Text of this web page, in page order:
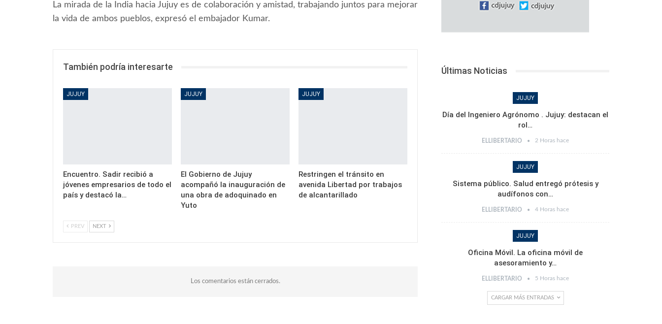
La mirada de la India hacia Jujuy es de colaboración y amistad, trabajando juntos para mejorar
la vida de ambos pueblos, expresó el embajador Kumar.
También podría interesarte
JUJUY
Encuentro. Sadir recibió a
jóvenes empresarios de todo el
país y destacó la…
JUJUY
El Gobierno de Jujuy
acompañó la inauguración de
una obra de adoquinado en
Yuto
JUJUY
Restringen el tránsito en
avenida Libertad por trabajos
de alcantarillado
PREV NEXT
Los comentarios están cerrados.
Últimas Noticias
JUJUY
Día del Ingeniero Agrónomo . Jujuy: destacan el
rol…
ELLIBERTARIO 2 Horas hace
JUJUY
Sistema público. Salud entregó prótesis y
audífonos con…
ELLIBERTARIO 4 Horas hace
JUJUY
Oficina Móvil. La oficina móvil de
asesoramiento y…
ELLIBERTARIO 5 Horas hace
CARGAR MÁS ENTRADAS